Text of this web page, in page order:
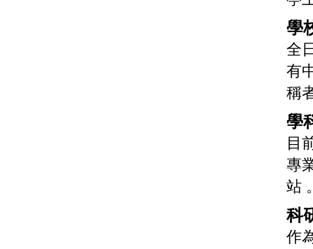
學
全
有
稱
學
目
專
站
科
作